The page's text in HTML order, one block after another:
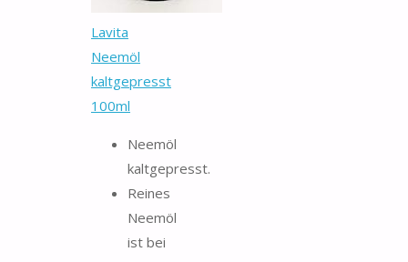
Lavita
Neemöl
kaltgepresst
100ml
Neemöl
kaltgepresst.
Reines
Neemöl
ist bei